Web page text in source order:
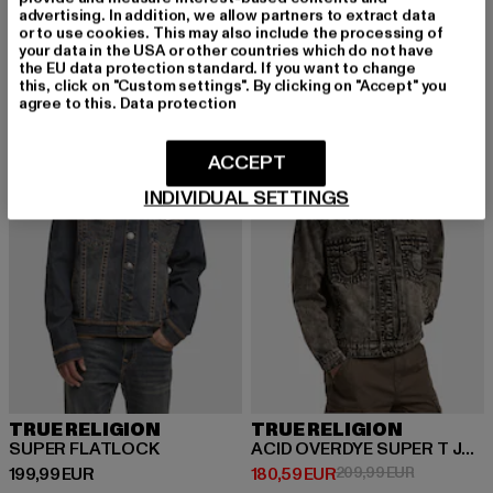
100,79 EUR
Derzeitiger Preis: 100,79 EUR
119,99 EURAktionspreis: 119,99 EUR
61,50 EUR
Derzeitiger Preis: 61,50 EUR
149,99 EUR
TRUE RELIGION
SUPER FLATLOCK
199,99 EUR
Derzeitiger Preis: 199,99 EUR
-14%
TRUE RELIGION
ACID OVERDYE SUPER T JACKET
180,59 EUR
Derzeitiger Preis: 180,59 EUR
209,99 EUR
advertising. In addition, we allow partners to extract data
or to use cookies. This may also include the processing of
your data in the USA or other countries which do not have
the EU data protection standard. If you want to change
this, click on "Custom settings". By clicking on "Accept" you
agree to this. Data protection
INDIVIDUAL SETTINGS
ACCEPT